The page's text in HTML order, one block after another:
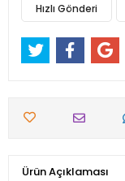
Hızlı Gönderi
Ürün Açıklaması